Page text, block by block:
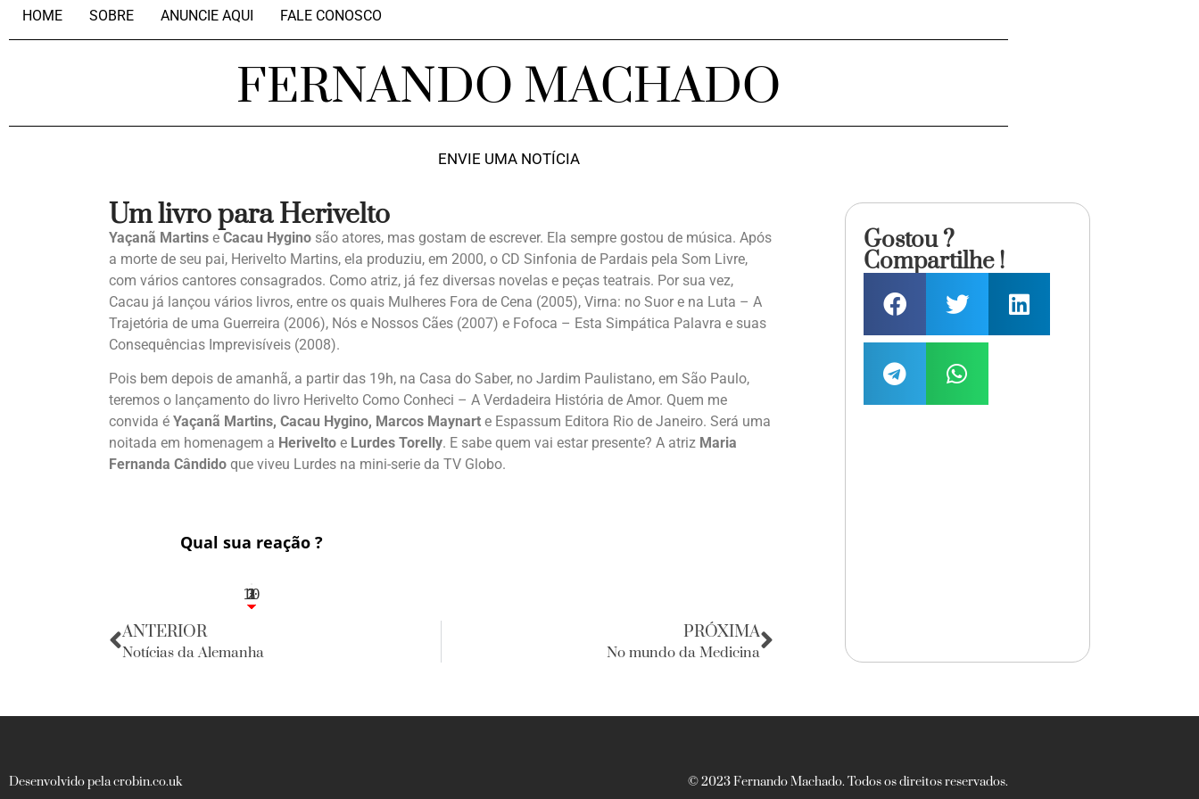
HOME SOBRE ANUNCIE AQUI FALE CONOSCO
FERNANDO MACHADO
ENVIE UMA NOTÍCIA
Um livro para Herivelto
Yaçanã Martins e Cacau Hygino são atores, mas gostam de escrever. Ela sempre gostou de música. Após
a morte de seu pai, Herivelto Martins, ela produziu, em 2000, o CD Sinfonia de Pardais pela Som Livre,
com vários cantores consagrados. Como atriz, já fez diversas novelas e peças teatrais. Por sua vez,
Cacau já lançou vários livros, entre os quais Mulheres Fora de Cena (2005), Virna: no Suor e na Luta – A
Trajetória de uma Guerreira (2006), Nós e Nossos Cães (2007) e Fofoca – Esta Simpática Palavra e suas
Consequências Imprevisíveis (2008).
Pois bem depois de amanhã, a partir das 19h, na Casa do Saber, no Jardim Paulistano, em São Paulo,
teremos o lançamento do livro Herivelto Como Conheci – A Verdadeira História de Amor. Quem me
convida é Yaçanã Martins, Cacau Hygino, Marcos Maynart e Espassum Editora Rio de Janeiro. Será uma
noitada em homenagem a Herivelto e Lurdes Torelly. E sabe quem vai estar presente? A atriz Maria
Fernanda Cândido que viveu Lurdes na mini-serie da TV Globo.
Qual sua reação ?
3
1
1
2
10
ANTERIOR
Notícias da Alemanha
PRÓXIMA
No mundo da Medicina
Gostou ?
Compartilhe !
Desenvolvido pela crobin.co.uk © 2023 Fernando Machado. Todos os direitos reservados.